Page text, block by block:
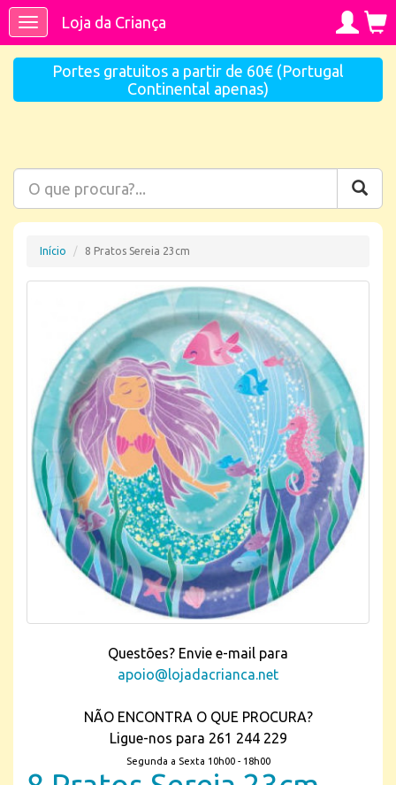
ToggleLoja da Criança
Portes gratuitos a partir de 60€ (Portugal
Continental apenas)
Início 8 Pratos Sereia 23cm
Questões? Envie e-mail para
apoio@lojadacrianca.net
NÃO ENCONTRA O QUE PROCURA?
Ligue-nos para 261 244 229
Segunda a Sexta 10h00 - 18h00